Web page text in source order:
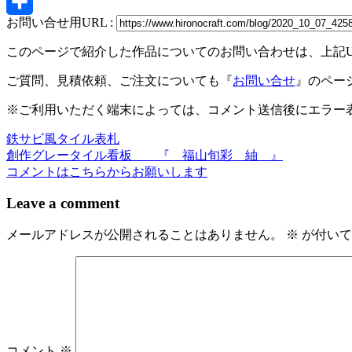
共
有
お問い合せ用URL :
このページで紹介した作品についてのお問い合わせは、
ご質問、見積依頼、ご注文についても『お問い合せ 』のペー
※ご利用いただく端末によっては、コメント送信後にエラー
投
稿
ナ
ゲ
ン
鉄サビ風タイル表札
創作グレータイル看板 『 福山旬彩 紬 』
コメントはこちらからお願いします
Leave a comment
メールアドレスが公開されることはありません。 ※ が付い